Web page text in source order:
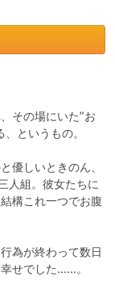
その場にいた”お
というもの。
優しいときのん、
人組。彼女たちに
構これ一つでお腹
為が終わって数日
せでした……。